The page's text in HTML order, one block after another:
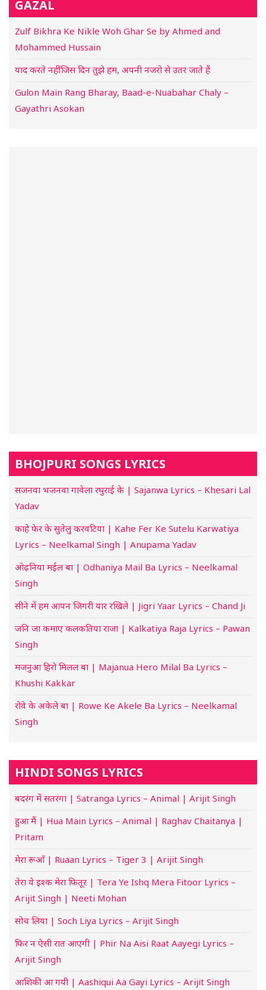
GAZAL
Zulf Bikhra Ke Nikle Woh Ghar Se by Ahmed and
Mohammed Hussain
याद करते नहीं जिस दिन तुझे हम, अपनी नजरो से उतर जाते हैं
Gulon Main Rang Bharay, Baad-e-Nuabahar Chaly –
Gayathri Asokan
BHOJPURI SONGS LYRICS
सजनवा भजनवा गावेला रघुराई के | Sajanwa Lyrics – Khesari Lal
Yadav
काहे फेर के सुतेलु करवटिया | Kahe Fer Ke Sutelu Karwatiya
Lyrics – Neelkamal Singh | Anupama Yadav
ओढ़निया मईल बा | Odhaniya Mail Ba Lyrics – Neelkamal
Singh
सीने में हम आपन जिगरी यार रखिले | Jigri Yaar Lyrics – Chand Ji
जनि जा कमाए कलकतिया राजा | Kalkatiya Raja Lyrics – Pawan
Singh
मजनुआ हिरो मिलल बा | Majanua Hero Milal Ba Lyrics –
Khushi Kakkar
रोवे के अकेले बा | Rowe Ke Akele Ba Lyrics – Neelkamal
Singh
HINDI SONGS LYRICS
बदरंग में सतरंगा | Satranga Lyrics – Animal | Arijit Singh
हुआ मैं | Hua Main Lyrics – Animal | Raghav Chaitanya |
Pritam
मेरा रूआँ | Ruaan Lyrics – Tiger 3 | Arijit Singh
तेरा ये इश्क मेरा फितूर | Tera Ye Ishq Mera Fitoor Lyrics –
Arijit Singh | Neeti Mohan
सोच लिया | Soch Liya Lyrics – Arijit Singh
फिर न ऐसी रात आएगी | Phir Na Aisi Raat Aayegi Lyrics –
Arijit Singh
आशिकी आ गयी | Aashiqui Aa Gayi Lyrics – Arijit Singh